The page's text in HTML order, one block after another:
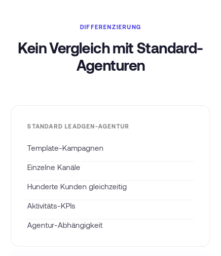
DIFFERENZIERUNG
Kein Vergleich mit Standard-
Agenturen
STANDARD LEADGEN-AGENTUR
Template-Kampagnen
Einzelne Kanäle
Hunderte Kunden gleichzeitig
Aktivitäts-KPIs
Agentur-Abhängigkeit